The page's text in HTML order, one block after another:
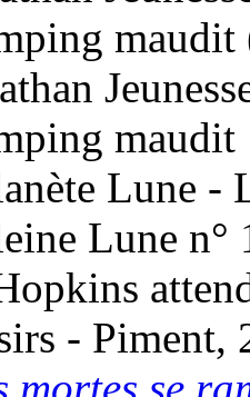
maudit
maudit
Lune -
Lune n°
- Piment,
mortes se